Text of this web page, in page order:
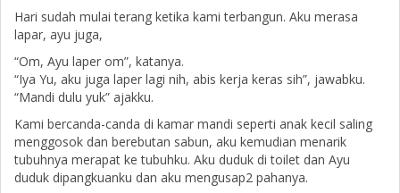
Hari sudah mulai terang ketika kami terbangun. Aku merasa
lapar, ayu juga,
“Om, Ayu laper om”, katanya.
“Iya Yu, aku juga laper lagi nih, abis kerja keras sih”, jawabku.
“Mandi dulu yuk” ajakku.
Kami bercanda-canda di kamar mandi seperti anak kecil saling
menggosok dan berebutan sabun, aku kemudian menarik
tubuhnya merapat ke tubuhku. Aku duduk di toilet dan Ayu
duduk dipangkuanku dan aku mengusap2 pahanya.